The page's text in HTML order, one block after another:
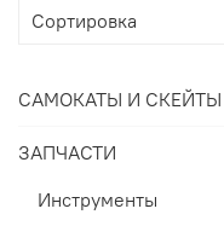
САМОКАТЫ И СКЕЙТЫ
ЗАПЧАСТИ
Инструменты